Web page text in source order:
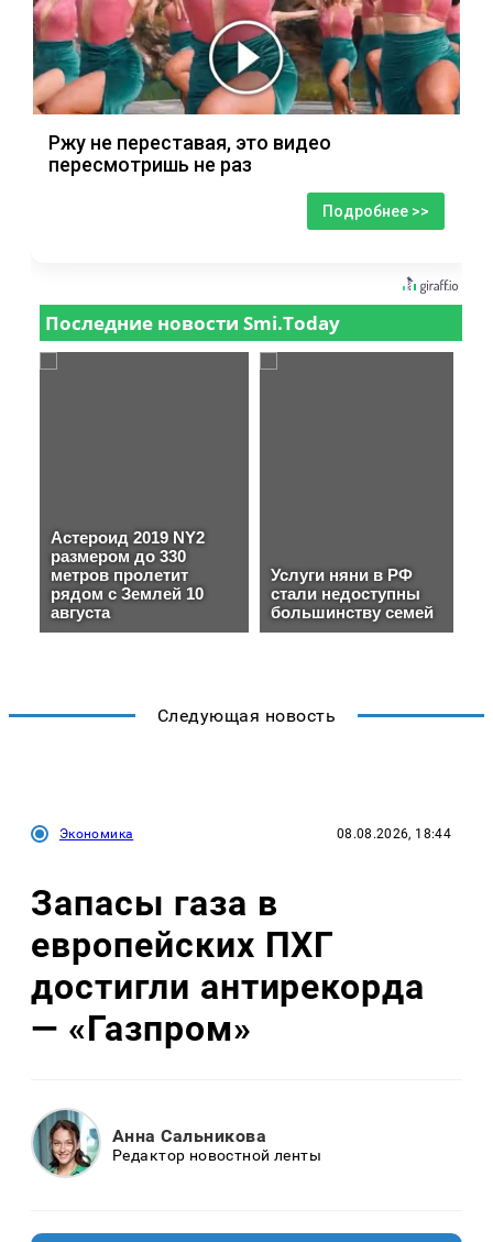
Ржу не переставая, это видео
пересмотришь не раз
Подробнее >>
Следующая новость
Экономика 08.08.2026, 18:44
Запасы газа в
европейских ПХГ
достигли антирекорда
— «Газпром»
Анна Сальникова
Редактор новостной ленты